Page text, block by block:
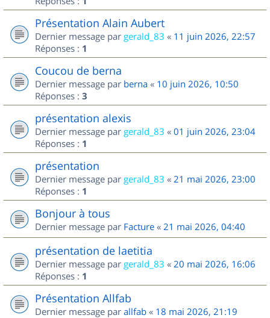
Présentation Alain Aubert
Dernier message par gerald_83 « 11 juin 2026, 22:57
Réponses : 1
Coucou de berna
Dernier message par berna « 10 juin 2026, 10:50
Réponses : 3
présentation alexis
Dernier message par gerald_83 « 01 juin 2026, 23:04
Réponses : 1
présentation
Dernier message par gerald_83 « 21 mai 2026, 23:00
Réponses : 1
Bonjour à tous
Dernier message par Facture « 21 mai 2026, 04:40
présentation de laetitia
Dernier message par gerald_83 « 20 mai 2026, 16:06
Réponses : 1
Présentation Allfab
Dernier message par allfab « 18 mai 2026, 21:19